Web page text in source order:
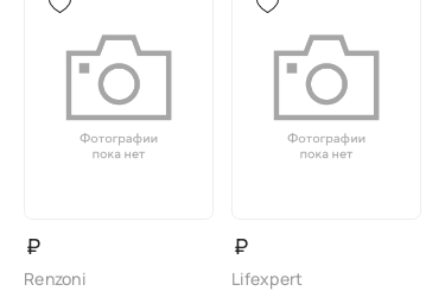
₽
Renzoni
₽
Lifexpert